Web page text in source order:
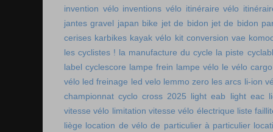
invention vélo inventions vélo itinéraire vélo
jantes gravel japan bike jet de bidon jet de bidon
cerises karbikes kayak vélo kit conversion vae
les cyclistes ! la manufacture du cycle la piste
label cyclescore lampe frein lampe vélo le vélo
vélo led freinage led velo lemmo zero les arcs li-ion
championnat cyclo cross 2025 light eab light eac
vitesse vélo limitation vitesse vélo électrique liste
liège location de vélo de particulier à particulier